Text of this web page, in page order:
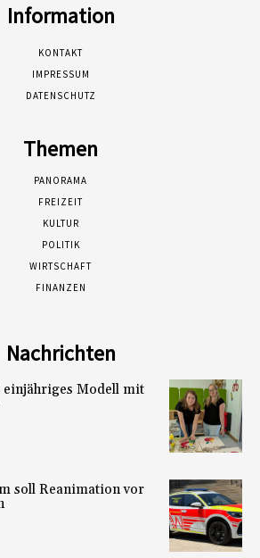
Information
KONTAKT
IMPRESSUM
DATENSCHUTZ
Themen
PANORAMA
FREIZEIT
KULTUR
POLITIK
WIRTSCHAFT
FINANZEN
Nachrichten
einjähriges Modell mit
soll Reanimation vor